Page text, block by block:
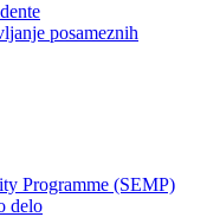
posameznih
Programme (SEMP)
delo